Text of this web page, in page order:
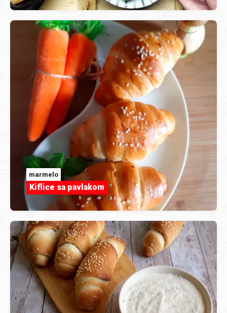
marmelo
Kiflice sa pavlakom